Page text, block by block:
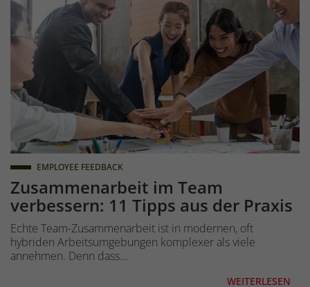
Zusammenarbeit im Team
verbessern: 11 Tipps aus der Praxis
EMPLOYEE FEEDBACK
Echte Team-Zusammenarbeit ist in modernen, oft
hybriden Arbeitsumgebungen komplexer als viele
annehmen. Denn dass…
WEITERLESEN